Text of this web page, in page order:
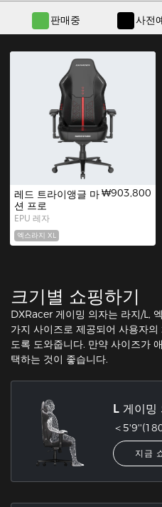
판매중 사전
레드 트라이앵글 마
션 프로
EPU 레자
₩903,800
엑스라지 XL
크기별 쇼핑하기
DXRacer 게이밍 의자는 라지/L,
가지 사이즈로 제공되어 사용자
도록 도와줍니다. 만약 사이즈가
택하는 것이 좋습니다.
L 게이밍
＜
지금